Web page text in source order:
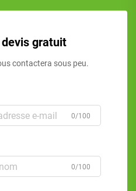
gratuit
contactera sous peu.
0/100
0/100